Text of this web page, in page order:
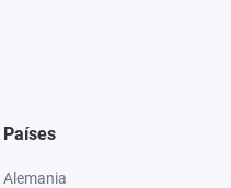
Países
Alemania